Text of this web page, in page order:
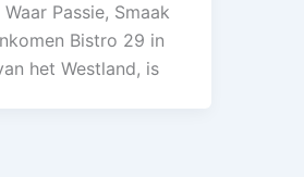
Passie, Smaak
Bistro 29 in
het Westland, is